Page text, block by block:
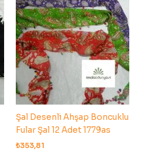
Şal Desenli Ahşap Boncuklu
Fular Şal 12 Adet 1779as
₺353,81